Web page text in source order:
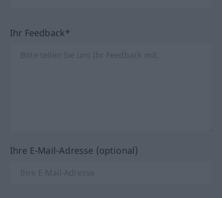
Ihr Feedback*
Ihre E-Mail-Adresse (optional)